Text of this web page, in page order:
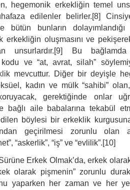
hegemonik erkekliğin temel
edilenler belirler.[8]
bütün bunların
erkekliğin oluşmasını ve
unsurlardır.[9] Bu
kodu ve “at, avrat, silah”
mevcuttur. Diğer bir deyişle
kadın ve mülk “sahibi”
gerektiğinde onlar
bağlı aile babalarına tekabül
böylesi bir erkeklik
geçirilmesi zorunlu olan
“askerlik”, “iş” ve “evlilik”.[10]
Erkek Olmak’da, erkek
olarak pişmenin” zorunlu
yaparken her zaman ve her